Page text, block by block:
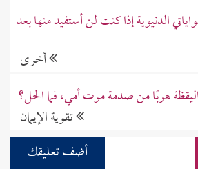
الدنيوية إذا كنت لن أستفيد منها بعد
أخرى
هربًا من صدمة موت أمي، فما الحل؟
تقوية الإيمان
أضف تعليقك